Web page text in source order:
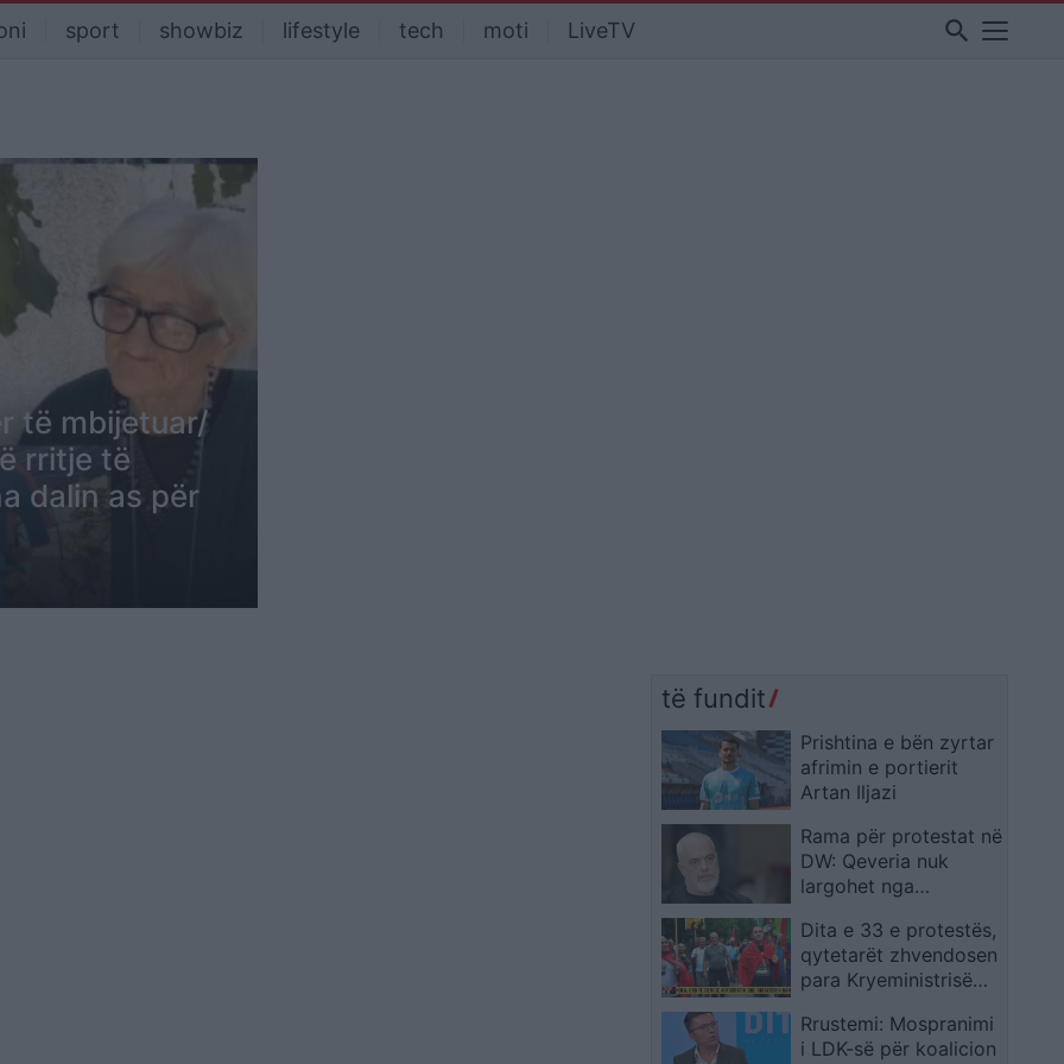
sport showbiz lifestyle tech moti LiveTV search
të mbijetuar/
rritje të
dalin as për
të fundit
Prishtina e bën zyrtar
afrimin e portierit
Artan Iljazi
Rama për protestat në
DW: Qeveria nuk
largohet nga
vendimin e japin
zgjedhjet
Dita e 33 e protestës,
qytetarët zhvendosen
para Kryeministrisë
dorëheqjen
Rrustemi: Mospranimi
i LDK-së për koalicion